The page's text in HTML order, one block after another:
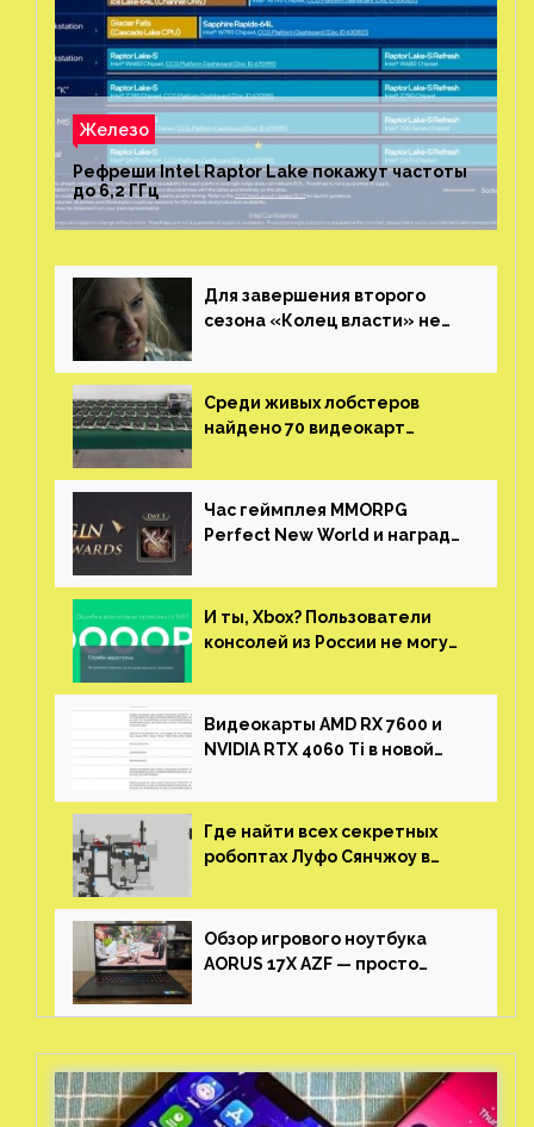
Железо
Рефреши Intel Raptor Lake покажут частоты
до 6,2 ГГц
Для завершения второго
сезона «Колец власти» не
Среди живых лобстеров
найдено 70 видеокарт
китайской таможни
Час геймплея MMORPG
Perfect New World и награды
И ты, Xbox? Пользователи
консолей из России не могут
Видеокарты AMD RX 7600 и
NVIDIA RTX 4060 Ti в новой
Где найти всех секретных
робоптах Луфо Сянчжоу в
Обзор игрового ноутбука
AORUS 17X AZF — просто